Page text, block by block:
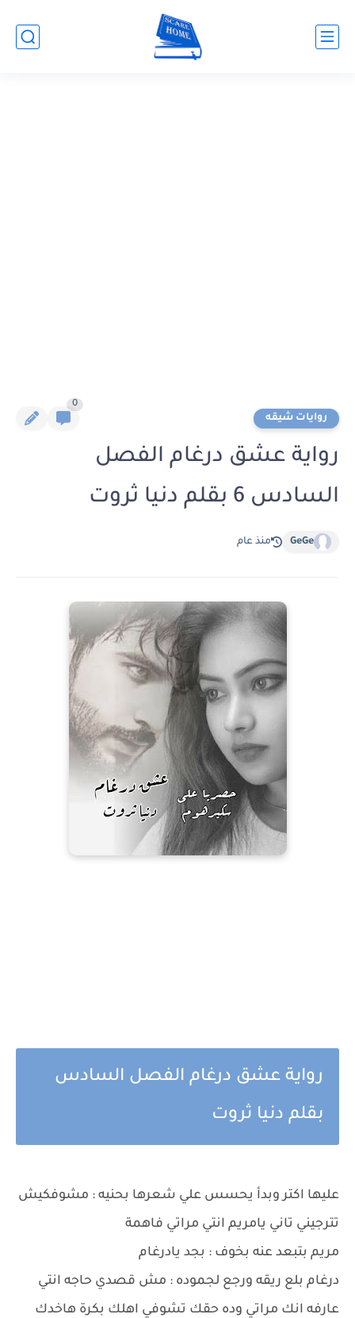
روايات شيقه
0
رواية عشق درغام الفصل
السادس 6 بقلم دنيا ثروت
GeGe منذ عام
رواية عشق درغام الفصل السادس
بقلم دنيا ثروت
عليها اكتر وبدأ يحسس علي شعرها بحنيه : مشوفكيش
تترجيني تاني يامريم انتي مراتي فاهمة
مريم بتبعد عنه بخوف : بجد يادرغام
درغام بلع ريقه ورجع لجموده : مش قصدي حاجه انتي
عارفه انك مراتي وده حقك تشوفي اهلك بكرة هاخدك